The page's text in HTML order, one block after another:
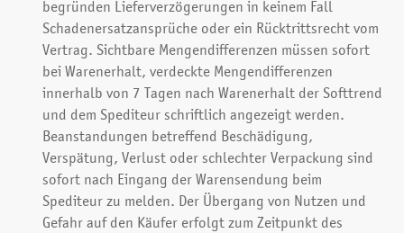
begründen Lieferverzögerungen in keinem Fall
Schadenersatzansprüche oder ein Rücktrittsrecht vom
Vertrag. Sichtbare Mengendifferenzen müssen sofort
bei Warenerhalt, verdeckte Mengendifferenzen
innerhalb von 7 Tagen nach Warenerhalt der Softtrend
und dem Spediteur schriftlich angezeigt werden.
Beanstandungen betreffend Beschädigung,
Verspätung, Verlust oder schlechter Verpackung sind
sofort nach Eingang der Warensendung beim
Spediteur zu melden. Der Übergang von Nutzen und
Gefahr auf den Käufer erfolgt zum Zeitpunkt des